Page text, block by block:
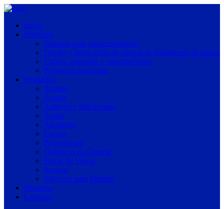
Inicio
Servicios
Tanques para almacenamiento
Diseño y fabricación de plantas de tratamiento de aguas
Cursos, asesorías y capacitaciones
Proyectos especiales
Productos
Aceites
Ácidos
Aditivos y Disolventes
Aguas
Alcoholes
Cargas
Poliuretanos
Químicos en General
Fibras de Vidrio
Resinas
Siliconas para Moldes
Nosotros
Contacto